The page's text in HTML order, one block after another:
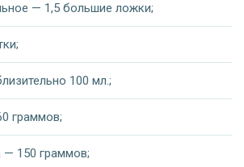
— 1,5 большие ложки;
100 мл.;
граммов;
150 граммов;